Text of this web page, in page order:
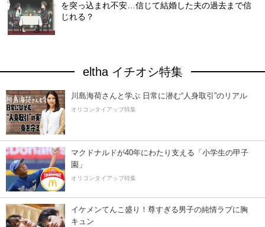
を突っ込まれ不安…信じて結婚した夫の過去まで信
じれる？
eltha イチオシ特集
川島海荷さんと学ぶ 日常に潜む“人身取引”のリアル
オリコンタイアップ特集
マクドナルドが40年にわたり支える「小学生の甲子
園」
オリコンタイアップ特集
イケメンてんこ盛り！尊すぎる男子の純情ラブに胸
キュン